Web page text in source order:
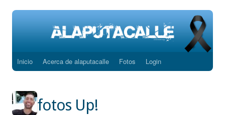
Saltar
contenido
Inicio Acerca de alaputacalle Fotos Login
fotos Up!